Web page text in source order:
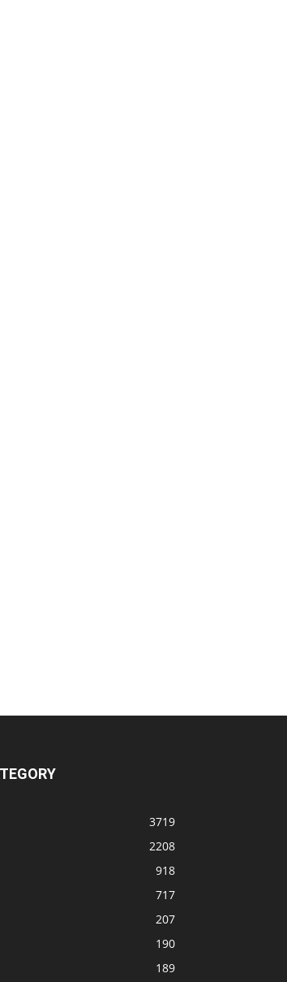
3719
2208
918
717
207
190
189